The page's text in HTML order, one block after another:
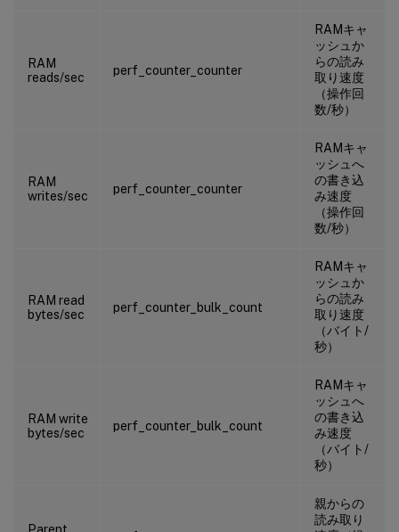
RAM
reads/sec
perf_counter_counter
RAMキャ
ッシュか
らの読み
取り速度
（操作回
数/秒）
RAM
writes/sec
perf_counter_counter
RAMキャ
ッシュへ
の書き込
み速度
（操作回
数/秒）
RAM read
bytes/sec
perf_counter_bulk_count
RAMキャ
ッシュか
らの読み
取り速度
（バイト/
秒）
RAM write
bytes/sec
perf_counter_bulk_count
RAMキャ
ッシュへ
の書き込
み速度
（バイト/
秒）
親からの
読み取り